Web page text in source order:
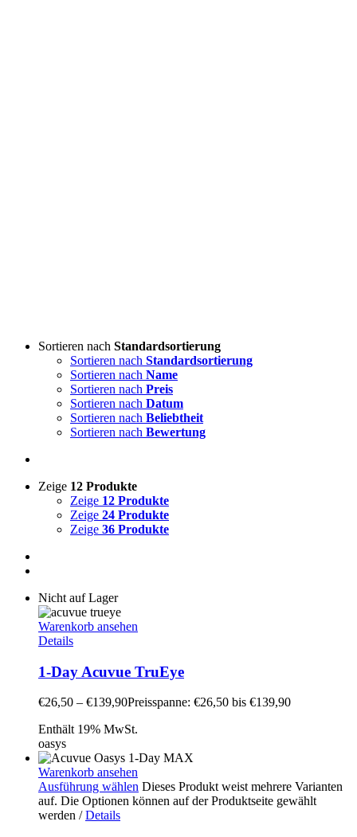
Sortieren nach Standardsortierung
Sortieren nach Standardsortierung
Sortieren nach Name
Sortieren nach Preis
Sortieren nach Datum
Sortieren nach Beliebtheit
Sortieren nach Bewertung
Zeige 12 Produkte
Zeige 12 Produkte
Zeige 24 Produkte
Zeige 36 Produkte
Nicht auf Lager
Warenkorb ansehen
Details
1-Day Acuvue TruEye
€26,50 – €139,90Preisspanne: €26,50 bis €139,90
Enthält 19% MwSt.
oasys
Warenkorb ansehen
Ausführung wählen Dieses Produkt weist mehrere Varianten
auf. Die Optionen können auf der Produktseite gewählt
werden / Details